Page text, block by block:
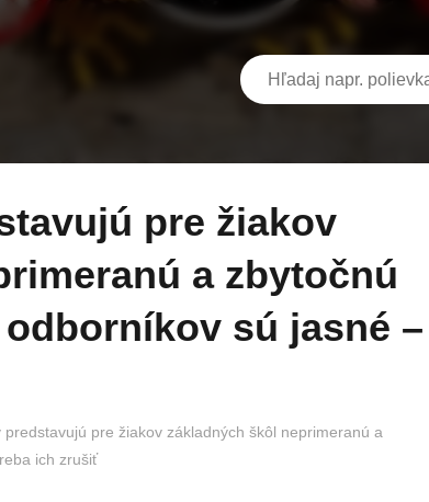
a zbytočnú
sú jasné –
predstavujú pre žiakov základných škôl neprimeranú a
ich zrušiť